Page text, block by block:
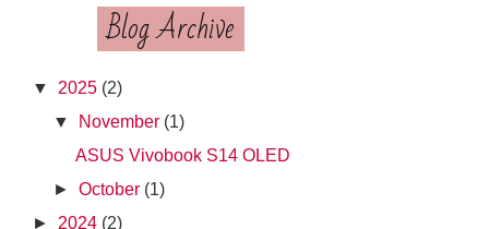
Blog Archive
▼ 2025 (2)
▼
November (1)
ASUS Vivobook S14 OLED
►October (1)
► 2024 (2)